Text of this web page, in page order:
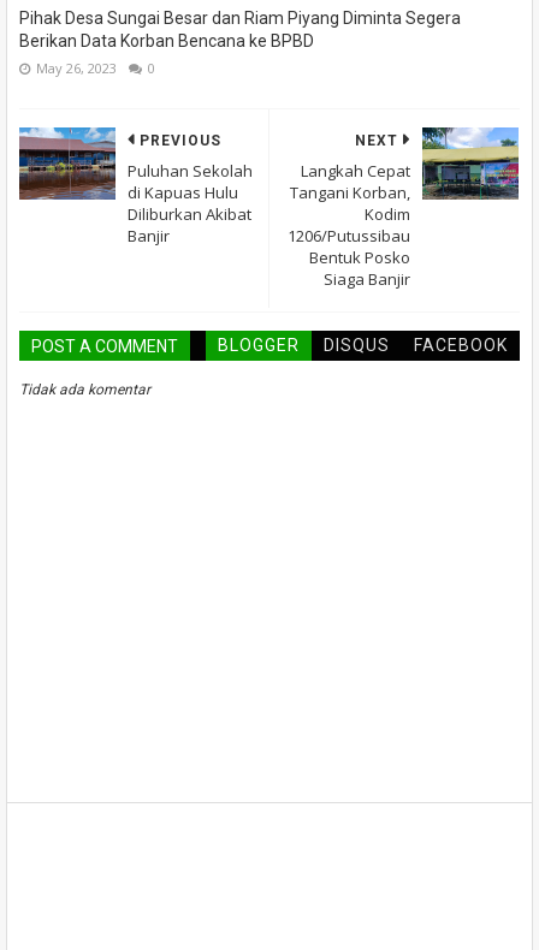
Pihak Desa Sungai Besar dan Riam Piyang Diminta Segera
Berikan Data Korban Bencana ke BPBD
May 26, 2023 0
NEXT
Langkah Cepat
Tangani Korban,
Kodim
1206/Putussibau
Bentuk Posko
Siaga Banjir
PREVIOUS
Puluhan Sekolah
di Kapuas Hulu
Diliburkan Akibat
Banjir
POST A COMMENT BLOGGER DISQUS FACEBOOK
Tidak ada komentar